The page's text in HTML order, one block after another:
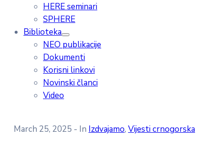
HERE seminari
SPHERE
Biblioteka
NEO publikacije
Dokumenti
Korisni linkovi
Novinski članci
Video
March 25, 2025 - In Izdvajamo‚ Vijesti crnogorska